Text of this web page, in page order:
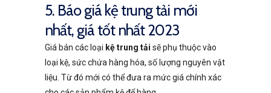
5. Báo giá kệ trung tải mới
nhất, giá tốt nhất 2023
Giá bán các loại kệ trung tải sẽ phụ thuộc vào
loại kệ, sức chứa hàng hóa, số lượng nguyên vật
liệu. Từ đó mới có thể đưa ra mức giá chính xác